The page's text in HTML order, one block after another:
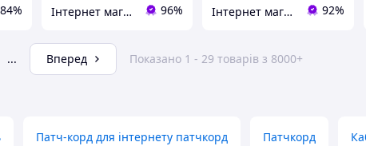
84% Інтернет магазин Маячок 96% Інтернет магазин S-Pool 92%
... Вперед Показано 1 - 29 товарів з 8000+
Патч-корд для інтернету патчкорд Патчкорд